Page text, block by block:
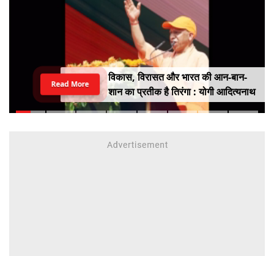
विकास, विरासत और भारत की आन-बान-
शान का प्रतीक है तिरंगा : योगी आदित्यनाथ
Read More